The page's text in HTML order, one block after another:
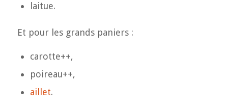
laitue.
Et pour les grands paniers :
carotte++,
poireau++,
aillet.